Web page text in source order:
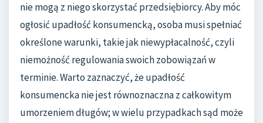
nie mogą z niego skorzystać przedsiębiorcy. Aby móc
ogłosić upadłość konsumencką, osoba musi spełniać
określone warunki, takie jak niewypłacalność, czyli
niemożność regulowania swoich zobowiązań w
terminie. Warto zaznaczyć, że upadłość
konsumencka nie jest równoznaczna z całkowitym
umorzeniem długów; w wielu przypadkach sąd może